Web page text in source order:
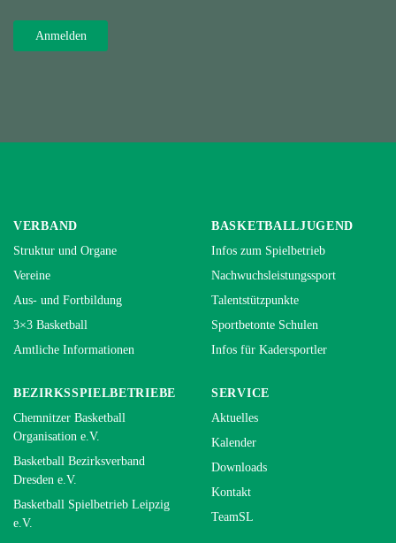
VERBAND
Struktur und Organe
Vereine
Aus- und Fortbildung
3×3 Basketball
Amtliche Informationen
BASKETBALLJUGEND
Infos zum Spielbetrieb
Nachwuchsleistungssport
Talentstützpunkte
Sportbetonte Schulen
Infos für Kadersportler
BEZIRKSSPIELBETRIEBE
Chemnitzer Basketball
Organisation e.V.
Basketball Bezirksverband
Dresden e.V.
Basketball Spielbetrieb Leipzig
e.V.
SERVICE
Aktuelles
Kalender
Downloads
Kontakt
TeamSL